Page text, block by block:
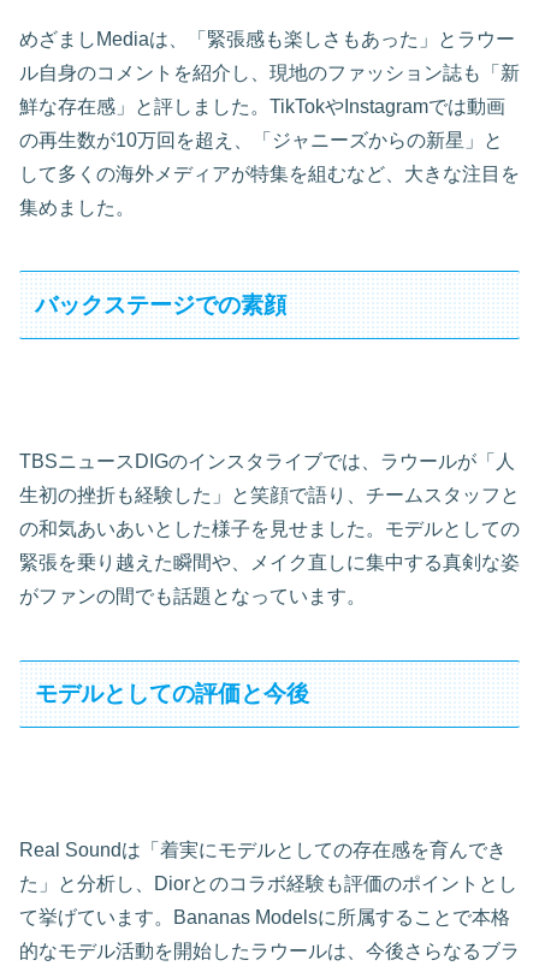
めざましMediaは、「緊張感も楽しさもあった」とラウー
ル自身のコメントを紹介し、現地のファッション誌も「新
鮮な存在感」と評しました。TikTokやInstagramでは動画
の再生数が10万回を超え、「ジャニーズからの新星」と
して多くの海外メディアが特集を組むなど、大きな注目を
集めました。
バックステージでの素顔
TBSニュースDIGのインスタライブでは、ラウールが「人
生初の挫折も経験した」と笑顔で語り、チームスタッフと
の和気あいあいとした様子を見せました。モデルとしての
緊張を乗り越えた瞬間や、メイク直しに集中する真剣な姿
がファンの間でも話題となっています。
モデルとしての評価と今後
Real Soundは「着実にモデルとしての存在感を育んでき
た」と分析し、Diorとのコラボ経験も評価のポイントとし
て挙げています。Bananas Modelsに所属することで本格
的なモデル活動を開始したラウールは、今後さらなるブラ